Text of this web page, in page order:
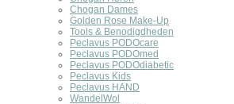
Chogan Dames
Golden Rose Make-Up
Tools & Benodigdheden
Peclavus PODOcare
Peclavus PODOmed
Peclavus PODOdiabetic
Peclavus Kids
Peclavus HAND
WandelWol